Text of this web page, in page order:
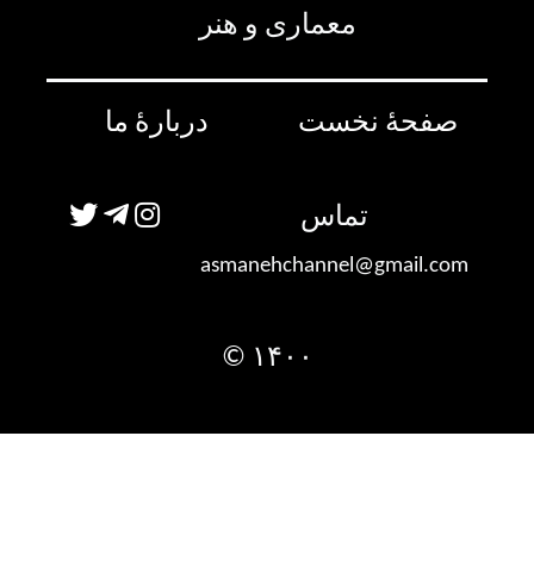
معماری و هنر
صفحۀ نخست دربارۀ ما
تماس
asmanehchannel@gmail.com
۱۴۰۰ ©